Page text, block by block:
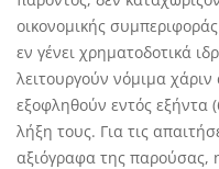
οικονομικής
εν γένει χρηματοδοτικά
λειτουργούν νόμιμα
εξοφληθούν εντός
λήξη τους. Για τις
αξιόγραφα της παρούσας,